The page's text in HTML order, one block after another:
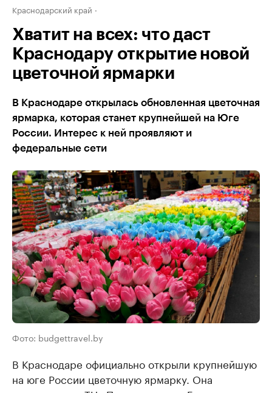
Краснодарский край
Хватит на всех: что даст
Краснодару открытие новой
цветочной ярмарки
В Краснодаре открылась обновленная цветочная
ярмарка, которая станет крупнейшей на Юге
России. Интерес к ней проявляют и
федеральные сети
Фото: budgettravel.by
В Краснодаре официально открыли крупнейшую
на юге России цветочную ярмарку. Она